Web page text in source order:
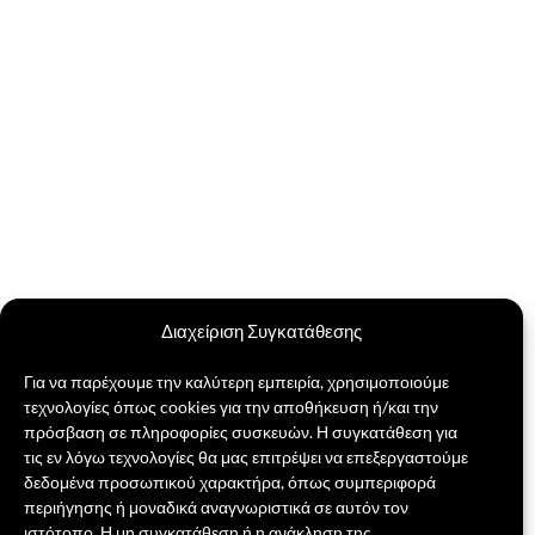
Διαχείριση Συγκατάθεσης
Για να παρέχουμε την καλύτερη εμπειρία, χρησιμοποιούμε
τεχνολογίες όπως cookies για την αποθήκευση ή/και την
πρόσβαση σε πληροφορίες συσκευών. Η συγκατάθεση για
τις εν λόγω τεχνολογίες θα μας επιτρέψει να επεξεργαστούμε
δεδομένα προσωπικού χαρακτήρα, όπως συμπεριφορά
περιήγησης ή μοναδικά αναγνωριστικά σε αυτόν τον